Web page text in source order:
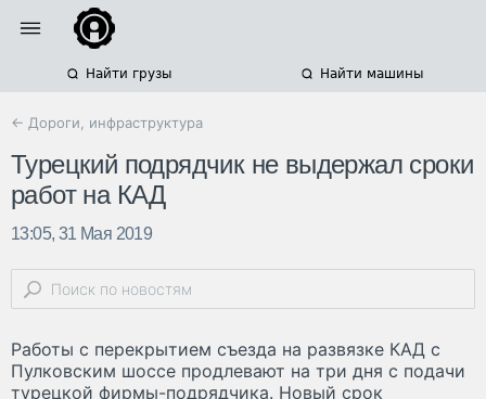
Найти грузы Найти машины
← Дороги, инфраструктура
Турецкий подрядчик не выдержал сроки
работ на КАД
13:05, 31 Мая 2019
Работы с перекрытием съезда на развязке КАД с
Пулковским шоссе продлевают на три дня с подачи
турецкой фирмы-подрядчика. Новый срок